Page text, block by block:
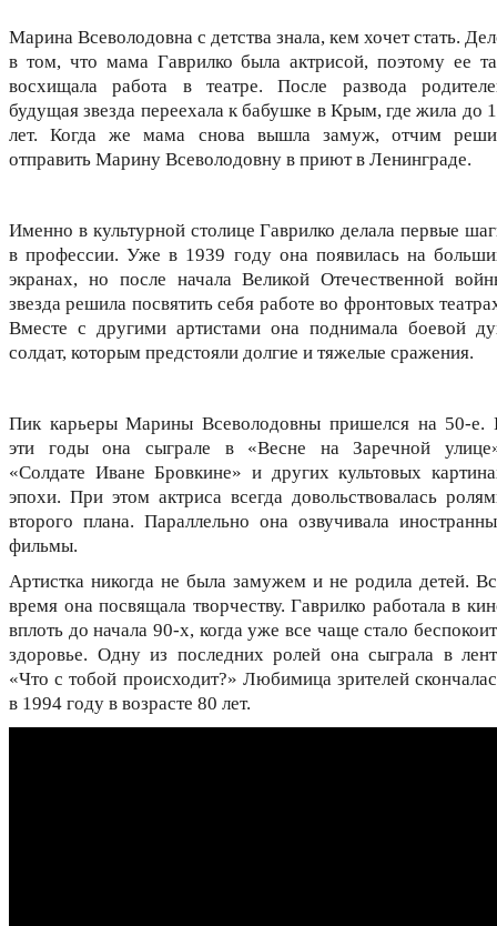
Марина Всеволодовна с детства знала, кем хочет стать.
в том, что мама Гаврилко была актрисой, поэтому ее
восхищала работа в театре. После развода
будущая звезда переехала к бабушке в Крым, где жила до
лет. Когда же мама снова вышла замуж, отчим
отправить Марину Всеволодовну в приют в Ленинграде.
Именно в культурной столице Гаврилко делала первые
в профессии. Уже в 1939 году она появилась на
экранах, но после начала Великой Отечественной
звезда решила посвятить себя работе во фронтовых
Вместе с другими артистами она поднимала боевой
солдат, которым предстояли долгие и тяжелые сражения.
Пик карьеры Марины Всеволодовны пришелся на 50-е.
эти годы она сыграле в «Весне на Заречной
«Солдате Иване Бровкине» и других культовых
эпохи. При этом актриса всегда довольствовалась
второго плана. Параллельно она озвучивала
фильмы.
Артистка никогда не была замужем и не родила детей.
время она посвящала творчеству. Гаврилко работала в
вплоть до начала 90-х, когда уже все чаще стало
здоровье. Одну из последних ролей она сыграла в
«Что с тобой происходит?» Любимица зрителей
в 1994 году в возрасте 80 лет.